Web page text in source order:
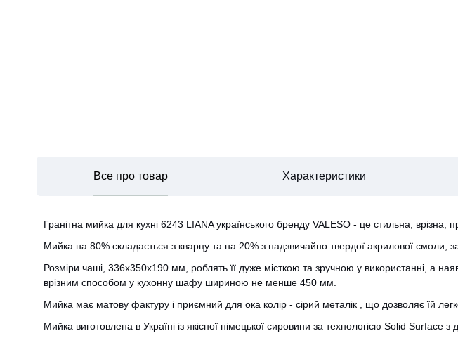
Все про товар Характеристики
Гранітна мийка для кухні 6243 LIANA українського бренду VALESO - це стильна,
Мийка на 80% складається з кварцу та на 20% з надзвичайно твердої акрилової смоли,
Розміри чаші, 336х350х190 мм, роблять її дуже місткою та зручною у використанні, а
врізним способом у кухонну шафу шириною не менше 450 мм.
Мийка має матову фактуру і приємний для ока колір - сірий металік , що дозволяє їй
Мийка виготовлена ​​в Україні із якісної німецької сировини за технологією Solid Surface з